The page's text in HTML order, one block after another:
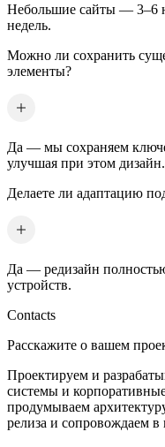
Небольшие сайты — 3–6
недель.
Можно ли сохранить
элементы?
Да — мы сохраняем
улучшая при этом дизайн.
Делаете ли адаптацию
Да — редизайн
устройств.
Contacts
Расскажите о вашем
Проектируем и
системы и
продумываем
релиза и сопровождаем в